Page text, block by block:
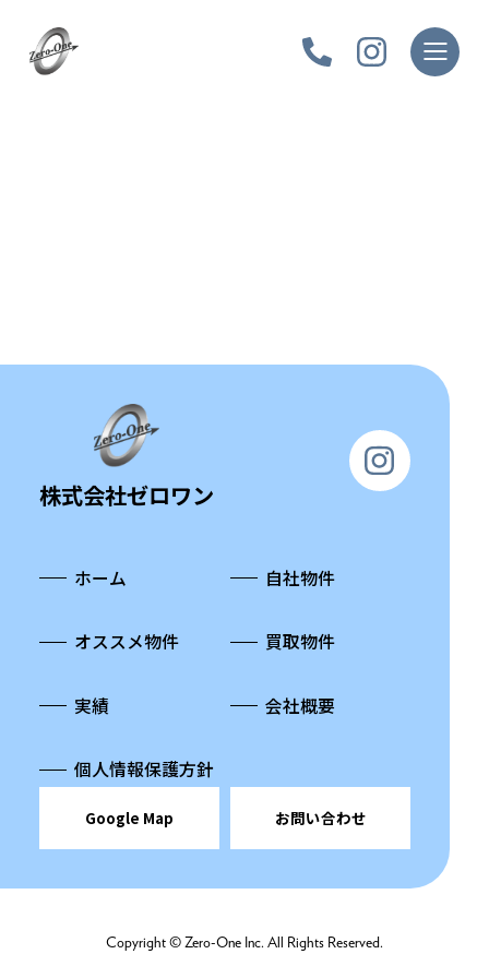
株式会社ゼロワン
ホーム 自社物件
オススメ物件 買取物件
実績 会社概要
個人情報保護方針
お問い合わせ
Google Map
Copyright © Zero-One Inc. All Rights Reserved.